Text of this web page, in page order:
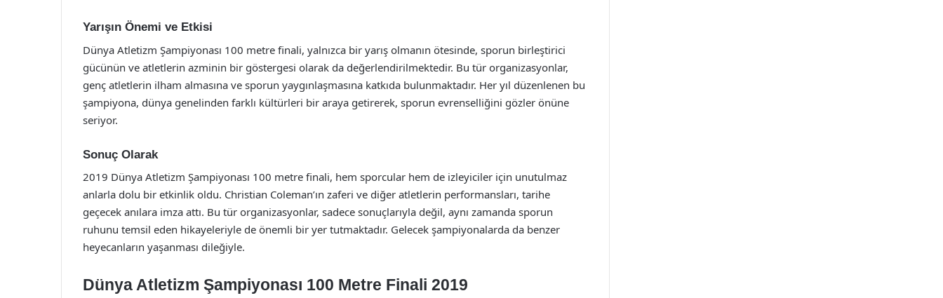
Yarışın Önemi ve Etkisi
Dünya Atletizm Şampiyonası 100 metre finali, yalnızca bir yarış olmanın ötesinde, sporun birleştirici
gücünün ve atletlerin azminin bir göstergesi olarak da değerlendirilmektedir. Bu tür organizasyonlar,
genç atletlerin ilham almasına ve sporun yaygınlaşmasına katkıda bulunmaktadır. Her yıl düzenlenen bu
şampiyona, dünya genelinden farklı kültürleri bir araya getirerek, sporun evrenselliğini gözler önüne
seriyor.
Sonuç Olarak
2019 Dünya Atletizm Şampiyonası 100 metre finali, hem sporcular hem de izleyiciler için unutulmaz
anlarla dolu bir etkinlik oldu. Christian Coleman’ın zaferi ve diğer atletlerin performansları, tarihe
geçecek anılara imza attı. Bu tür organizasyonlar, sadece sonuçlarıyla değil, aynı zamanda sporun
ruhunu temsil eden hikayeleriyle de önemli bir yer tutmaktadır. Gelecek şampiyonalarda da benzer
heyecanların yaşanması dileğiyle.
Dünya Atletizm Şampiyonası 100 Metre Finali 2019